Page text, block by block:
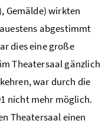
Gemälde) wirkten
abgestimmt
dies eine große
Theatersaal gänzlich
war durch die
nicht mehr möglich.
Theatersaal einen